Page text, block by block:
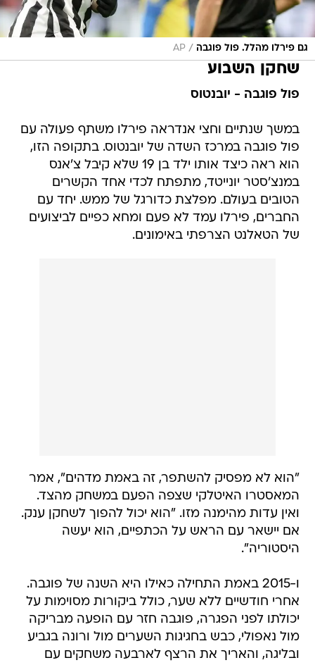
גם פירלו מהלל. פול פוגבה /
AP
שחקן השבוע
פול פוגבה - יובנטוס
במשך שנתיים וחצי אנדראה פירלו משתף פעולה עם
פול פוגבה במרכז השדה של יובנטוס. בתקופה הזו,
הוא ראה כיצד אותו ילד בן 19 שלא קיבל צ'אנס
במנצ'סטר יונייטד, מתפתח לכדי אחד הקשרים
הטובים בעולם. מפלצת כדורגל של ממש. יחד עם
החברים, פירלו עמד לא פעם ומחא כפיים לביצועים
של הטאלנט הצרפתי באימונים.
"הוא לא מפסיק להשתפר, זה באמת מדהים", אמר
המאסטרו האיטלקי שצפה הפעם במשחק מהצד.
ואין עדות מהימנה מזו. "הוא יכול להפוך לשחקן ענק.
אם יישאר עם הראש על הכתפיים, הוא יעשה
היסטוריה".
ו-2015 באמת התחילה כאילו היא השנה של פוגבה.
אחרי חודשיים ללא שער, כולל ביקורות מסוימות על
יכולתו לפני הפגרה, פוגבה חזר עם הופעה מבריקה
מול נאפולי, כבש בחגיגות השערים מול ורונה בגביע
ובליגה, והאריך את הרצף לארבעה משחקים עם